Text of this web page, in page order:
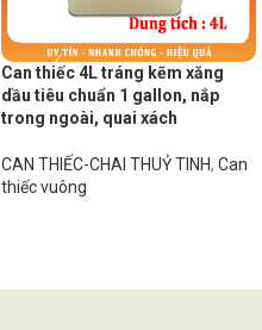
Can thiếc 4L tráng kẽm xăng
dầu tiêu chuẩn 1 gallon, nắp
trong ngoài, quai xách
CAN THIẾC-CHAI THUỶ TINH, Can
thiếc vuông